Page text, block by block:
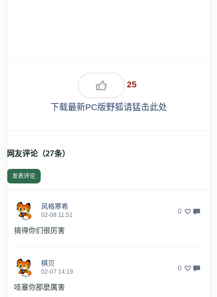
25
下载最新PC版野狐请猛击此处
网友评论（27条）
发表评论
风格寒希
02-08 11:51 0
搞得你们很厉害
棋贝
02-07 14:19 0
哇塞你那麼厲害